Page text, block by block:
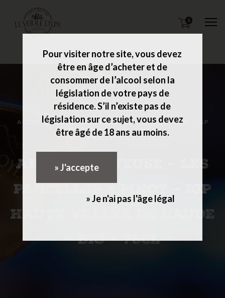
Pour visiter notre site, vous devez
être en âge d’acheter et de
consommer de l’alcool selon la
législation de votre pays de
résidence. S’il n’existe pas de
législation sur ce sujet, vous devez
être âgé de 18 ans au moins.
» J'accepte
» Je n'ai pas l'âge légal
0
ACCUEIL LES VINS LANGUEDOC-ROUSSILLON IGP
HAUTE VALLÉE DE L'AUDE
ANNE DE JOYEUSE – LES
PARCELLES – PINOT – IGP
HAUTE VALLÉE DE L’AUDE
– BIO – 75CL